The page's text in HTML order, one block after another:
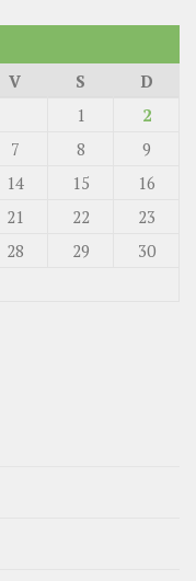
V S
D
1
2
7 8
9
14 15
16
21 22
23
28 29
30